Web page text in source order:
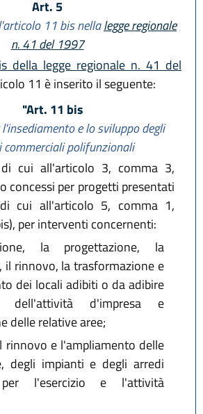
Art. 5
11 bis nellalegge regionale
n. 41 del 1997
della legge regionale n. 41 del
11 è inserito il seguente:
"Art. 11 bis
e lo sviluppo degli
commerciali polifunzionali
cui all'articolo 3, comma 3,
concessi per progetti presentati
cui all'articolo 5, comma 1,
per interventi concernenti:
la progettazione, la
il rinnovo, la trasformazione e
dei locali adibiti o da adibire
dell'attività d'impresa e
delle relative aree;
rinnovo e l'ampliamento delle
degli impianti e degli arredi
per l'esercizio e l'attività